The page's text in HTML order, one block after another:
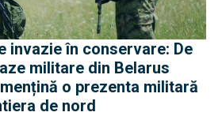
invazie în conservare: De
militare din Belarus
o prezenta militară
de nord